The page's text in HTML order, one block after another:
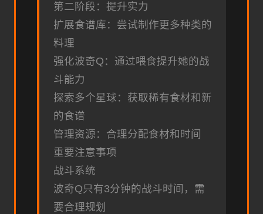
第二阶段：提升实力
扩展食谱库：尝试制作更多种类的
料理
强化波奇Q：通过喂食提升她的战
斗能力
探索多个星球：获取稀有食材和新
的食谱
管理资源：合理分配食材和时间
重要注意事项
战斗系统
波奇Q只有3分钟的战斗时间，需
要合理规划